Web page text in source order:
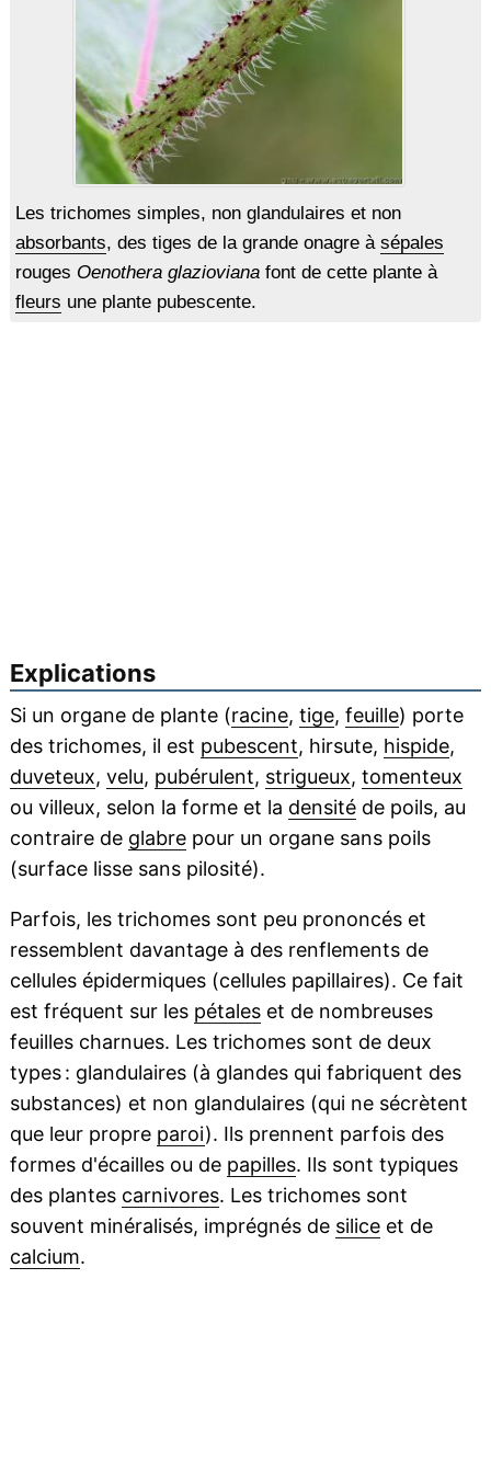
Les trichomes simples, non glandulaires et non
absorbants, des tiges de la grande onagre à sépales
rouges Oenothera glaziovianafont de cette plante à
fleurs une plante pubescente.
Explications
Si un organe de plante (racine, tige, feuille) porte
des trichomes, il est pubescent, hirsute, hispide,
duveteux, velu, pubérulent, strigueux, tomenteux
ou villeux, selon la forme et la densitéde poils, au
contraire de glabrepour un organe sans poils
(surface lisse sans pilosité).
Parfois, les trichomes sont peu prononcés et
ressemblent davantage à des renflements de
cellules épidermiques (cellules papillaires). Ce fait
est fréquent sur les pétaleset de nombreuses
feuilles charnues. Les trichomes sont de deux
types : glandulaires (à glandes qui fabriquent des
substances) et non glandulaires (qui ne sécrètent
que leur propre paroi). Ils prennent parfois des
formes d'écailles ou de papilles. Ils sont typiques
des plantes carnivores. Les trichomes sont
souvent minéralisés, imprégnés de siliceet de
calcium.